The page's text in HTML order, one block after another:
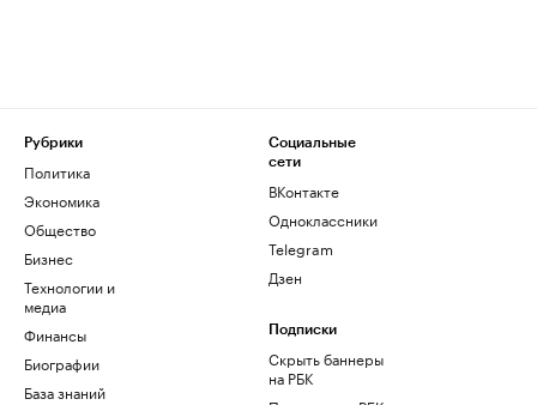
Рубрики
Политика
Экономика
Общество
Бизнес
Технологии и
медиа
Финансы
Биографии
База знаний
Социальные
сети
ВКонтакте
Одноклассники
Telegram
Дзен
Подписки
Скрыть баннеры
на РБК